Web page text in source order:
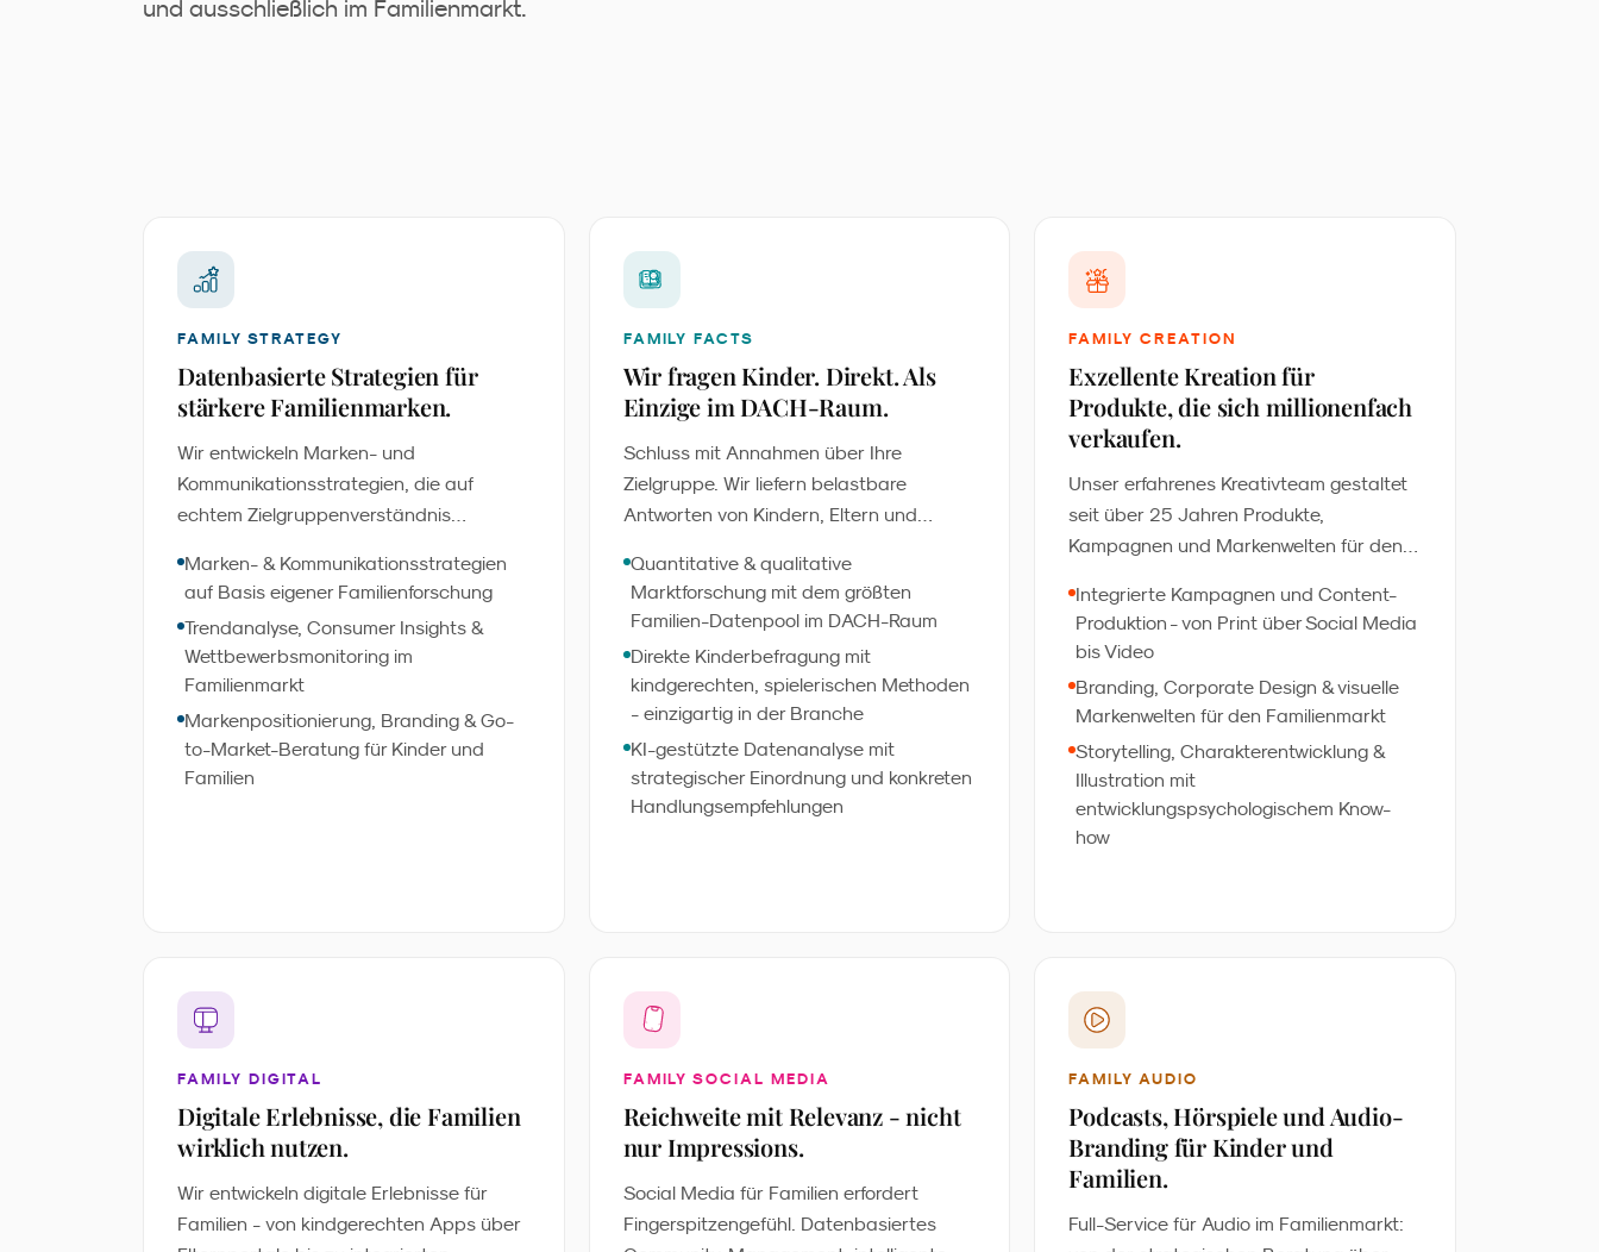
und ausschließlich im Familienmarkt.
FAMILY STRATEGY
Datenbasierte Strategien für
stärkere Familienmarken.
Wir entwickeln Marken- und
Kommunikationsstrategien, die auf
echtem Zielgruppenverständnis
Trendanalyse und strategische
Einordnung liefern belastbare
Entscheidungsgrundlagen -
ressourcenschonend und wirksamer als
Marken- & Kommunikationsstrategien
auf Basis eigener Familienforschung
Trendanalyse, Consumer Insights &
Wettbewerbsmonitoring im
Familienmarkt
Markenpositionierung, Branding & Go-
to-Market-Beratung für Kinder und
Familien
FAMILY FACTS
Wir fragen Kinder. Direkt. Als
Einzige im DACH-Raum.
Schluss mit Annahmen über Ihre
Zielgruppe. Wir liefern belastbare
Antworten von Kindern, Eltern und
sauber, in geeigneten Fällen ab 72
Stunden. Sie bekommen keine Rohdaten,
sondern eine klare
Entscheidungsgrundlage für Produkt,
Verpackung, Kampagne oder
Markenstrategie.
Quantitative & qualitative
Marktforschung mit dem größten
Familien-Datenpool im DACH-Raum
Direkte Kinderbefragung mit
kindgerechten, spielerischen Methoden
- einzigartig in der Branche
KI-gestützte Datenanalyse mit
strategischer Einordnung und konkreten
Handlungsempfehlungen
FAMILY CREATION
Exzellente Kreation für
Produkte, die sich millionenfach
verkaufen.
Unser erfahrenes Kreativteam gestaltet
seit über 25 Jahren Produkte,
Kampagnen und Markenwelten für den
über Social-Media-Content bis zu TV-
Besondere: Unsere Kreation kann durch
für überprüfte exzellente Ergebnisse.
Integrierte Kampagnen und Content-
Produktion - von Print über Social Media
bis Video
Branding, Corporate Design & visuelle
Markenwelten für den Familienmarkt
Storytelling, Charakterentwicklung &
Illustration mit
entwicklungspsychologischem Know-
how
FAMILY DIGITAL
Digitale Erlebnisse, die Familien
wirklich nutzen.
Wir entwickeln digitale Erlebnisse für
Familien - von kindgerechten Apps über
FAMILY SOCIAL MEDIA
Reichweite mit Relevanz - nicht
nur Impressions.
Social Media für Familien erfordert
Fingerspitzengefühl. Datenbasiertes
FAMILY AUDIO
Podcasts, Hörspiele und Audio-
Branding für Kinder und
Familien.
Full-Service für Audio im Familienmarkt: